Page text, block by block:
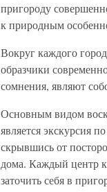
пригороду
к природным
Вокруг каждого
образчики
сомнения, являют
Основным видом
является экскурсия
скрывшись от
дома. Каждый центр
заточить себя в